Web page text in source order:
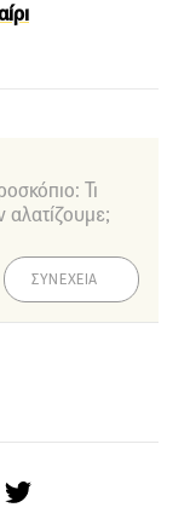
Τι
αλατίζουμε;
ΣΥΝΕΧΕΙΑ